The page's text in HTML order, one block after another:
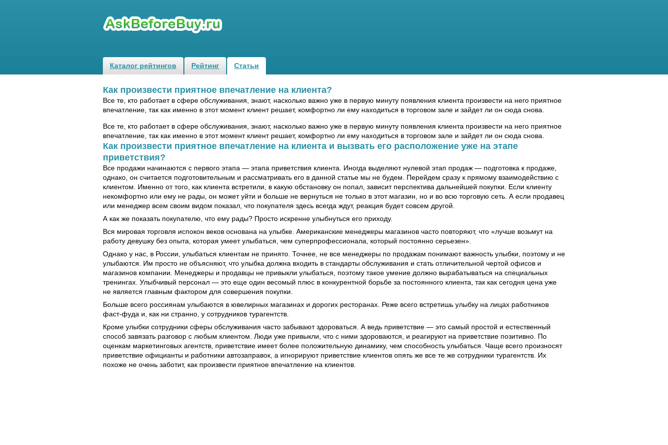
Каталог рейтингов Рейтинг Статьи
Как произвести приятное впечатление на клиента?
Все те, кто работает в сфере обслуживания, знают, насколько важно уже в первую минуту появления клиента произвести на него приятное
впечатление, так как именно в этот момент клиент решает, комфортно ли ему находиться в торговом зале и зайдет ли он сюда снова.
Все те, кто работает в сфере обслуживания, знают, насколько важно уже в первую минуту появления клиента произвести на него приятное
впечатление, так как именно в этот момент клиент решает, комфортно ли ему находиться в торговом зале и зайдет ли он сюда снова.
Как произвести приятное впечатление на клиента и вызвать его расположение уже на этапе
приветствия?
Все продажи начинаются с первого этапа — этапа приветствия клиента. Иногда выделяют нулевой этап продаж — подготовка к продаже,
однако, он считается подготовительным и рассматривать его в данной статье мы не будем. Перейдем сразу к прямому взаимодействию с
клиентом. Именно от того, как клиента встретили, в какую обстановку он попал, зависит перспектива дальнейшей покупки. Если клиенту
некомфортно или ему не рады, он может уйти и больше не вернуться не только в этот магазин, но и во всю торговую сеть. А если продавец
или менеджер всем своим видом показал, что покупателя здесь всегда ждут, реакция будет совсем другой.
А как же показать покупателю, что ему рады? Просто искренне улыбнуться его приходу.
Вся мировая торговля испокон веков основана на улыбке. Американские менеджеры магазинов часто повторяют, что «лучше возьмут на
работу девушку без опыта, которая умеет улыбаться, чем суперпрофессионала, который постоянно серьезен».
Однако у нас, в России, улыбаться клиентам не принято. Точнее, не все менеджеры по продажам понимают важность улыбки, поэтому и не
улыбаются. Им просто не объясняют, что улыбка должна входить в стандарты обслуживания и стать отличительной чертой офисов и
магазинов компании. Менеджеры и продавцы не привыкли улыбаться, поэтому такое умение должно вырабатываться на специальных
тренингах. Улыбчивый персонал — это еще один весомый плюс в конкурентной борьбе за постоянного клиента, так как сегодня цена уже
не является главным фактором для совершения покупки.
Больше всего россиянам улыбаются в ювелирных магазинах и дорогих ресторанах. Реже всего встретишь улыбку на лицах работников
фаст-фуда и, как ни странно, у сотрудников турагентств.
Кроме улыбки сотрудники сферы обслуживания часто забывают здороваться. А ведь приветствие — это самый простой и естественный
способ завязать разговор с любым клиентом. Люди уже привыкли, что с ними здороваются, и реагируют на приветствие позитивно. По
оценкам маркетинговых агентств, приветствие имеет более положительную динамику, чем способность улыбаться. Чаще всего произносят
приветствие официанты и работники автозаправок, а игнорируют приветствие клиентов опять же все те же сотрудники турагентств. Их
похоже не очень заботит, как произвести приятное впечатление на клиентов.